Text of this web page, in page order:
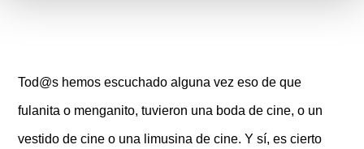
Tod@s hemos escuchado alguna vez eso de que
fulanita o menganito, tuvieron una boda de cine, o un
vestido de cine o una limusina de cine. Y sí, es cierto